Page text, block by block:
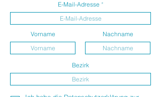
E-Mail-Adresse
Vorname Nachname
Bezirk